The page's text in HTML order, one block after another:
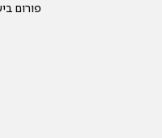
פורום